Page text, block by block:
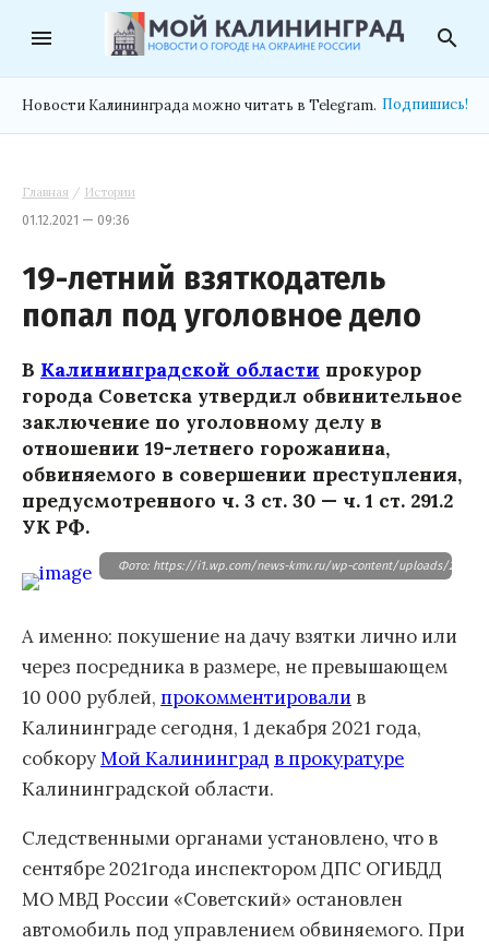
menu search
Новости Калининграда можно читать в Telegram. Подпишись!
Главная / Истории
01.12.2021 — 09:36
19-летний взяткодатель
попал под уголовное дело
В Калининградской области прокурор
города Советска утвердил обвинительное
заключение по уголовному делу в
отношении 19-летнего горожанина,
обвиняемого в совершении преступления,
предусмотренного ч. 3 ст. 30 — ч. 1 ст. 291.2
УК РФ.
Фото: https://i1.wp.com/news-kmv.ru/wp-content/uploads/2021/06/
А именно: покушение на дачу взятки лично или
через посредника в размере, не превышающем
10 000 рублей, прокомментировали в
Калининграде сегодня, 1 декабря 2021 года,
собкоруМой Калининград в прокуратуре
Калининградской области.
Следственными органами установлено, что в
сентябре 2021года инспектором ДПС ОГИБДД
МО МВД России «Советский» остановлен
автомобиль под управлением обвиняемого. При